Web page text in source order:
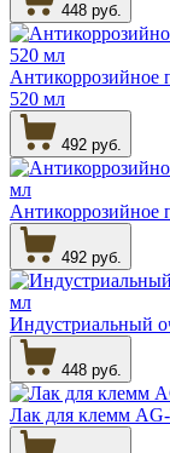
448 руб.
Антикоррозийное
520 мл
492 руб.
Антикоррозийное
492 руб.
Индустриальный
448 руб.
Лак для клемм